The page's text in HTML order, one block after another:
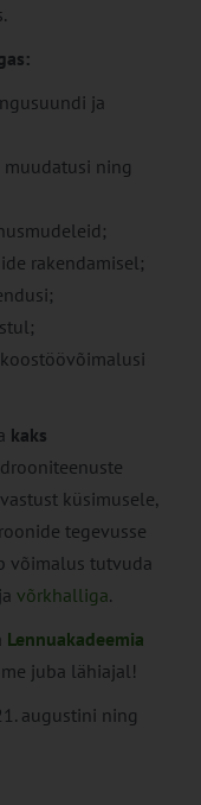
ja
muudatusi ning
rakendamisel;
koostöövõimalusi
kaks
küsimusele,
tegevusse
võimalus tutvuda
ja võrkhalliga.
Lennuakadeemia
juba lähiajal!
augustini ning